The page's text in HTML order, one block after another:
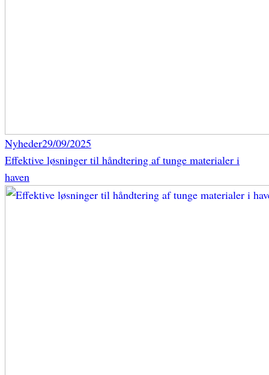
Nyheder29/09/2025
Effektive løsninger til håndtering af tunge materialer i
haven